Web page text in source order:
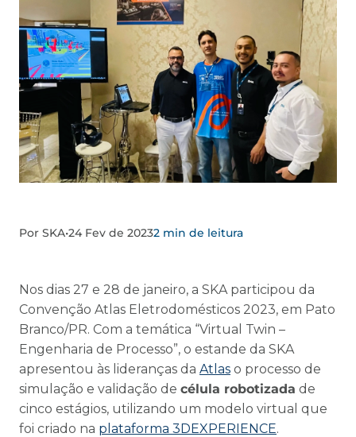
Por SKA•24 Fev de 20232 min de leitura
Nos dias 27 e 28 de janeiro, a SKA participou da
Convenção Atlas Eletrodomésticos 2023, em Pato
Branco/PR. Com a temática “Virtual Twin –
Engenharia de Processo”, o estande da SKA
apresentou às lideranças da Atlas o processo de
simulação e validação de célula robotizada de
cinco estágios, utilizando um modelo virtual que
foi criado na plataforma 3DEXPERIENCE.